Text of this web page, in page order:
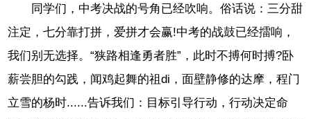
同学们，中考决战的号角已经吹响。俗话说：三分甜
注定，七分靠打拼，爱拼才会赢!中考的战鼓已经擂响，
我们别无选择。“狭路相逢勇者胜”，此时不搏何时搏?卧
薪尝胆的勾践，闻鸡起舞的祖di，面壁静修的达摩，程门
立雪的杨时......告诉我们：目标引导行动，行动决定命